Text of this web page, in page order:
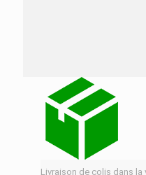
Livraison de colis dans la